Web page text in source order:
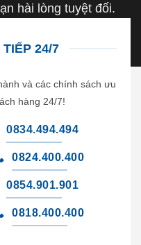
hài lòng tuyệt đối.
24/7
và các chính sách ưu
hàng 24/7!
0834.494.494
0824.400.400
0854.901.901
0818.400.400